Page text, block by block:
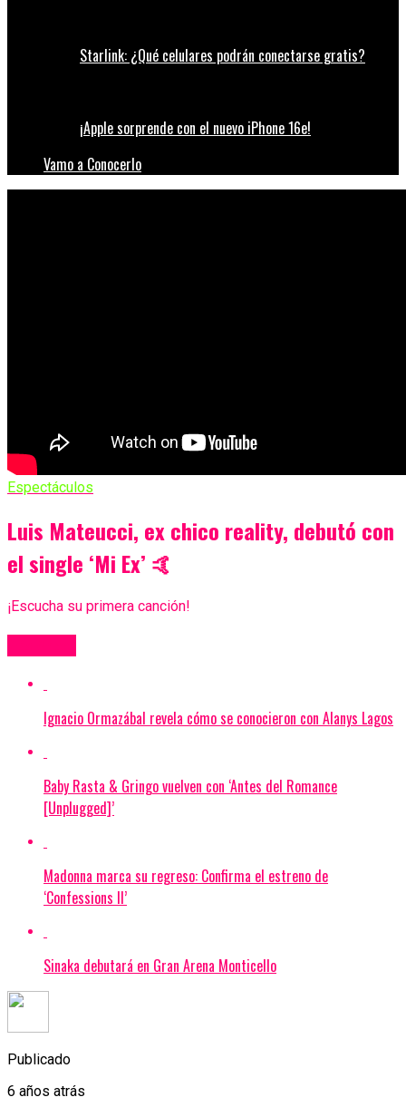
Starlink: ¿Qué celulares podrán conectarse gratis?
¡Apple sorprende con el nuevo iPhone 16e!
Vamo a Conocerlo
Espectáculos
Luis Mateucci, ex chico reality, debutó con
el single ‘Mi Ex’ 🤙
¡Escucha su primera canción!
Ignacio Ormazábal revela cómo se conocieron con Alanys Lagos
Baby Rasta & Gringo vuelven con ‘Antes del Romance
[Unplugged]’
Madonna marca su regreso: Confirma el estreno de
‘Confessions II’
Sinaka debutará en Gran Arena Monticello
Publicado
6 años atrás